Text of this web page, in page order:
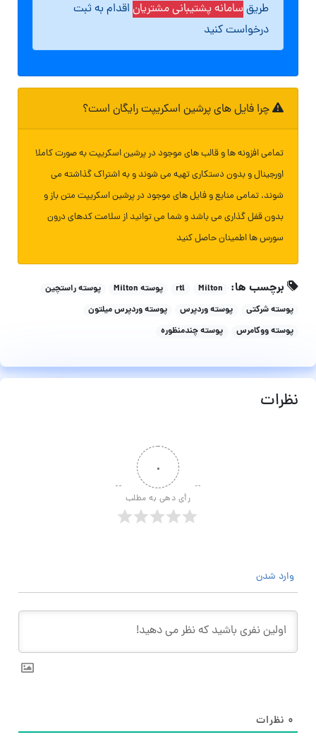
طریقسامانه پشتیبانی مشتریان اقدام به ثبت
درخواست کنید
چرا فایل های پرشین اسکریپت رایگان است؟
تمامی افزونه ها و قالب های موجود در پرشین اسکریپت به صورت کاملا
اورجینال و بدون دستکاری تهیه می شوند و به اشتراک گذاشته می
شوند. تمامی منابع و فایل های موجود در پرشین اسکریپت متن باز و
بدون قفل گذاری می باشد و شما می توانید از سلامت کدهای درون
سورس ها اطمینان حاصل کنید
برچسب ها: Milton
rtl پوسته Milton
پوسته راستچین
پوسته شرکتی
پوسته وردپرس
پوسته وردپرس میلتون
پوسته ووکامرس
پوسته چندمنظوره
نظرات
۰
رأی دهی به مطلب
وارد شدن
۰ نظرات